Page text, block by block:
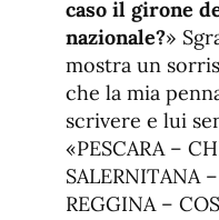
caso il girone
nazionale?»
mostra un
che la mia
scrivere e lui
«PESCARA –
SALERNITANA
REGGINA –